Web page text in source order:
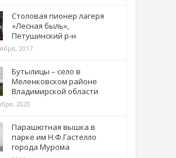
Столовая пионер лагеря
«Лесная быль»,
Петушинский р-н
2017
Бутылицы – село в
Меленковском районе
Владимирской области
2020
Парашютная вышка в
парке им Н.Ф.Гастелло
города Мурома